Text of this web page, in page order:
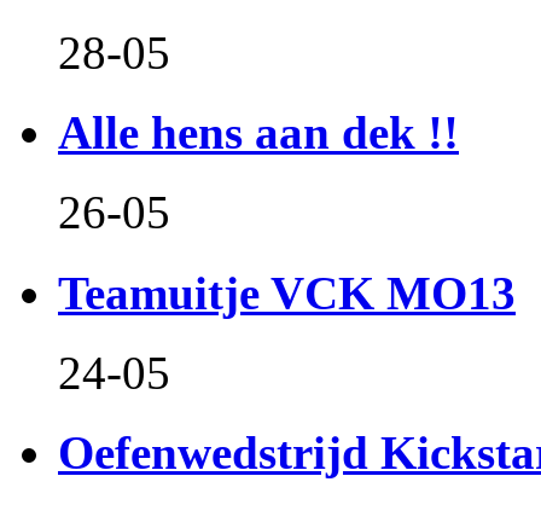
28-05
Alle hens aan dek !!
26-05
Teamuitje VCK MO13
24-05
Oefenwedstrijd